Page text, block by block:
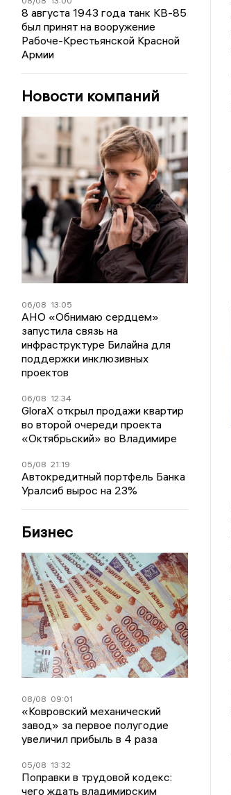
8 августа 1943 года танк КВ-85
был принят на вооружение
Рабоче-Крестьянской Красной
Армии
Новости компаний
06/08 13:05
АНО «Обнимаю сердцем»
запустила связь на
инфраструктуре Билайна для
поддержки инклюзивных
проектов
06/08 12:34
GloraX открыл продажи квартир
во второй очереди проекта
«Октябрьский» во Владимире
05/08 21:19
Автокредитный портфель Банка
Уралсиб вырос на 23%
Бизнес
08/08 09:01
«Ковровский механический
завод» за первое полугодие
увеличил прибыль в 4 раза
05/08 13:32
Поправки в трудовой кодекс:
чего ждать владимирским